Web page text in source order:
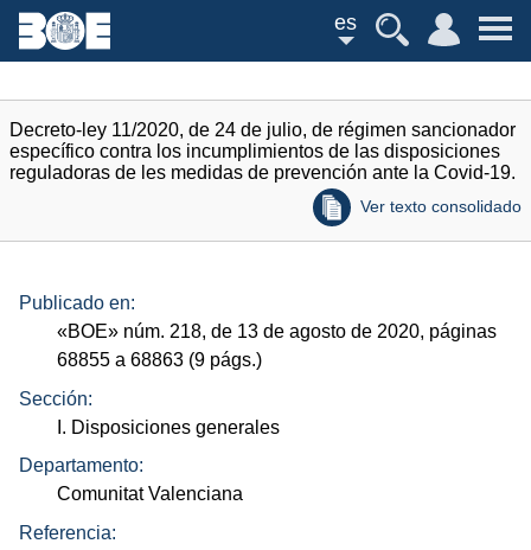
es
Decreto-ley 11/2020, de 24 de julio, de régimen sancionador
específico contra los incumplimientos de las disposiciones
reguladoras de les medidas de prevención ante la Covid-19.
Ver texto consolidado
Publicado en:
«BOE» núm. 218, de 13 de agosto de 2020, páginas
68855 a 68863 (9 págs.)
Sección:
I. Disposiciones generales
Departamento:
Comunitat Valenciana
Referencia: